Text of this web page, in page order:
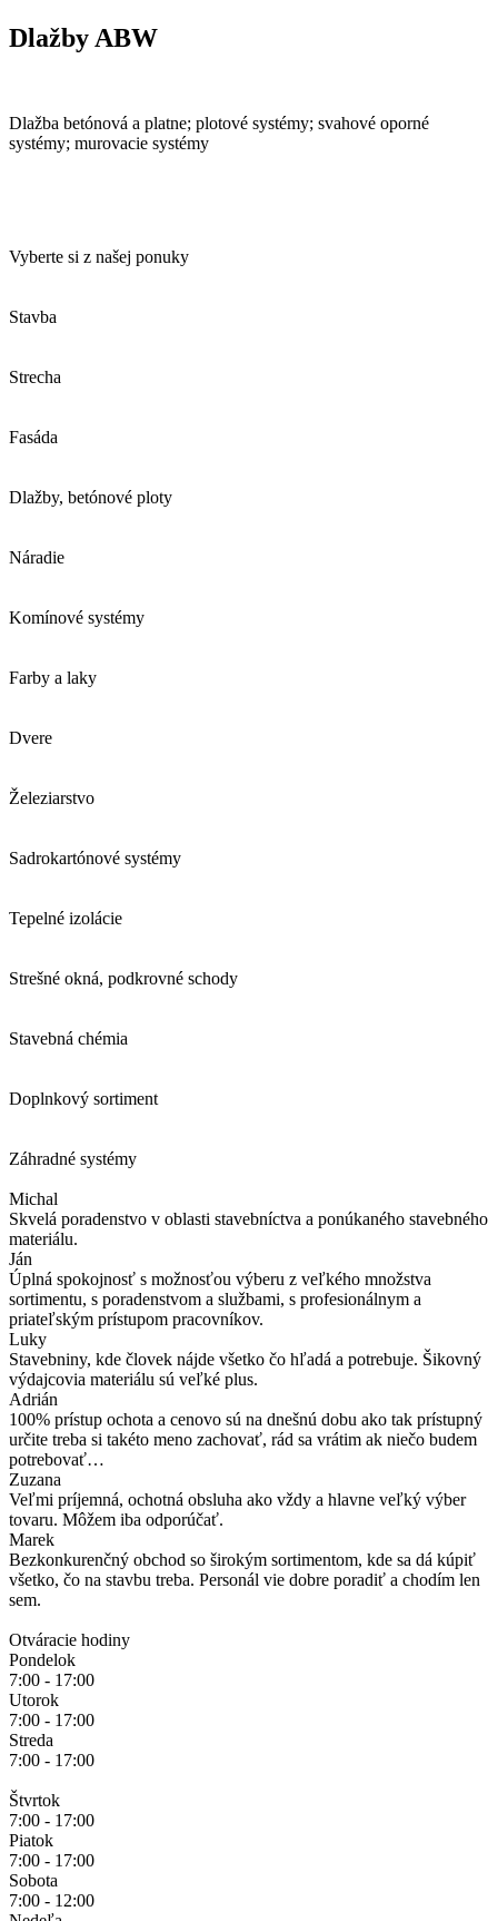
Dlažby ABW
Dlažba betónová a platne; plotové systémy; svahové oporné
systémy; murovacie systémy
Vyberte si z našej ponuky
Stavba
Strecha
Fasáda
Dlažby, betónové ploty
Náradie
Komínové systémy
Farby a laky
Dvere
Železiarstvo
Sadrokartónové systémy
Tepelné izolácie
Strešné okná, podkrovné schody
Stavebná chémia
Doplnkový sortiment
Záhradné systémy
Michal
Skvelá poradenstvo v oblasti stavebníctva a ponúkaného stavebného
materiálu.
Ján
Úplná spokojnosť s možnosťou výberu z veľkého množstva
sortimentu, s poradenstvom a službami, s profesionálnym a
priateľským prístupom pracovníkov.
Luky
Stavebniny, kde človek nájde všetko čo hľadá a potrebuje. Šikovný
výdajcovia materiálu sú veľké plus.
Adrián
100% prístup ochota a cenovo sú na dnešnú dobu ako tak prístupný
určite treba si takéto meno zachovať, rád sa vrátim ak niečo budem
potrebovať…
Zuzana
Veľmi príjemná, ochotná obsluha ako vždy a hlavne veľký výber
tovaru. Môžem iba odporúčať.
Marek
Bezkonkurenčný obchod so širokým sortimentom, kde sa dá kúpiť
všetko, čo na stavbu treba. Personál vie dobre poradiť a chodím len
sem.
Otváracie hodiny
Pondelok
7:00 - 17:00
Utorok
7:00 - 17:00
Streda
7:00 - 17:00
Štvrtok
7:00 - 17:00
Piatok
7:00 - 17:00
Sobota
7:00 - 12:00